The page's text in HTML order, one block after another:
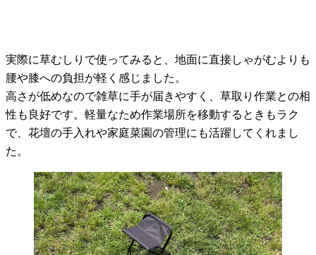
実際に草むしりで使ってみると、地面に直接しゃがむよりも
腰や膝への負担が軽く感じました。
高さが低めなので雑草に手が届きやすく、草取り作業との相
性も良好です。軽量なため作業場所を移動するときもラク
で、花壇の手入れや家庭菜園の管理にも活躍してくれまし
た。